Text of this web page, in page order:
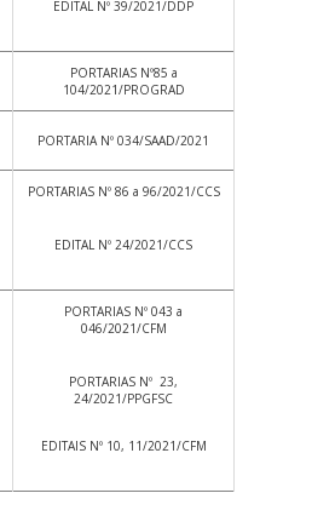
EDITAL Nº 39/2021/DDP
PORTARIAS Nº85 a
104/2021/PROGRAD
PORTARIA Nº 034/SAAD/2021
PORTARIAS Nº 86 a 96/2021/CCS
EDITAL Nº 24/2021/CCS
PORTARIAS Nº 043 a
046/2021/CFM
PORTARIAS Nº 23,
24/2021/PPGFSC
EDITAIS Nº 10, 11/2021/CFM